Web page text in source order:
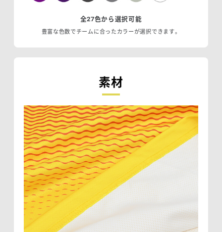
全27色から選択可能
豊富な色数でチームに合ったカラーが選択できます。
素材